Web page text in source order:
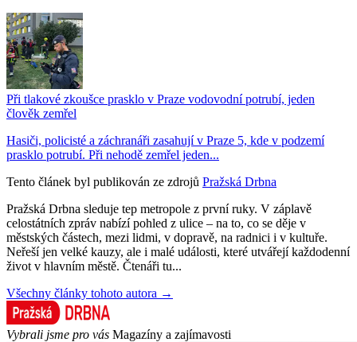
Při tlakové zkoušce prasklo v Praze vodovodní potrubí, jeden
člověk zemřel
Hasiči, policisté a záchranáři zasahují v Praze 5, kde v podzemí
prasklo potrubí. Při nehodě zemřel jeden...
Tento článek byl publikován ze zdrojů Pražská Drbna
Pražská Drbna sleduje tep metropole z první ruky. V záplavě
celostátních zpráv nabízí pohled z ulice – na to, co se děje v
městských částech, mezi lidmi, v dopravě, na radnici i v kultuře.
Neřeší jen velké kauzy, ale i malé události, které utvářejí každodenní
život v hlavním městě. Čtenáři tu...
Všechny články tohoto autora →
Vybrali jsme pro vás Magazíny a zajímavosti